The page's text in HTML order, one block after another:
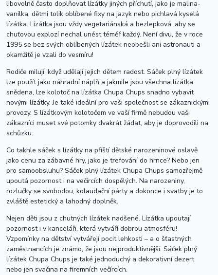
libovolně často doplňovat lízátky jiných příchutí, jako je malina-
vanilka, dětmi tolik oblíbené fixy na jazyk nebo pichlavá kyselá
lízátka. Lízátka jsou vždy vegetariánská a bezlepková, aby se
chuťovou explozí nechal unést téměř každý. Není divu, že v roce
1995 se bez svých oblíbených lízátek neobešli ani astronauti a
okamžitě je vzali do vesmíru!
Rodiče milují, když udělají jejich dětem radost. Sáček plný lízátek
lze použít jako náhradní náplň a jakmile jsou všechna lízátka
snědena, lze kolotoč na lízátka Chupa Chups snadno vybavit
novými lízátky. Je také ideální pro vaši společnost se zákaznickými
provozy. S lízátkovým kolotočem ve vaší firmě nebudou vaši
zákazníci muset své potomky dvakrát žádat, aby je doprovodili na
schůzku.
Co takhle sáček s lízátky na příští dětské narozeninové oslavě
jako cenu za zábavné hry, jako je trefování do hrnce? Nebo jen
pro samoobsluhu? Sáček plný lízátek Chupa Chups samozřejmě
upoutá pozornost i na večírcích dospělých. Na narozeniny,
rozlučky se svobodou, kolaudační párty a dokonce i svatby je to
zvláště estetický a lahodný doplněk.
Nejen děti jsou z chutných lízátek nadšené. Lízátka upoutají
pozornost i v kanceláři, která vytváří dobrou atmosféru!
Vzpomínky na dětství vytvářejí pocit lehkosti – a o šťastných
zaměstnancích je známo, že jsou nejproduktivnější. Sáček plný
lízátek Chupa Chups je také jednoduchý a dekorativní dezert
nebo jen svačina na firemních večírcích.